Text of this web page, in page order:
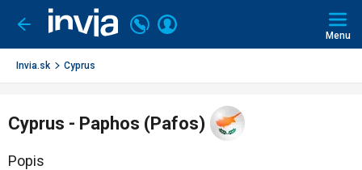
Ísť
späť
Volajte
+421
2
Prihlásiť
Menu
Invia.sk Cyprus
Cyprus - Paphos (Pafos)
Popis